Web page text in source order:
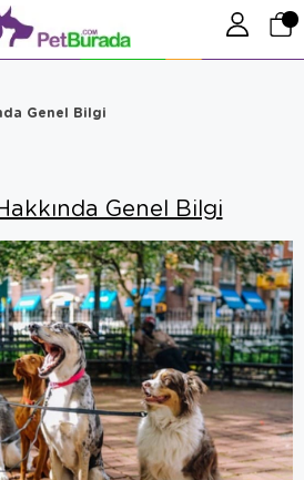
Genel Bilgi
Genel Bilgi